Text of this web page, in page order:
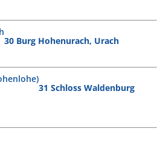
30 Burg Hohenurach, Urach
31 Schloss Waldenburg